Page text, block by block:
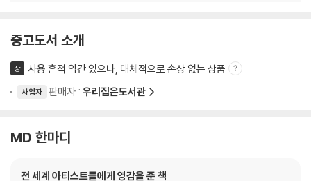
중고도서 소개
상 사용 흔적 약간 있으나, 대체적으로 손상 없는 상품
사업자 판매자 : 우리집은도서관
MD 한마디
전 세계 아티스트들에게 영감을 준 책